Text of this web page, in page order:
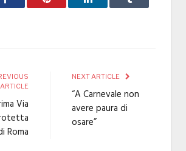
ARTICLE
Via
Roma
NEXT ARTICLE
“A Carnevale non
avere paura di
osare”